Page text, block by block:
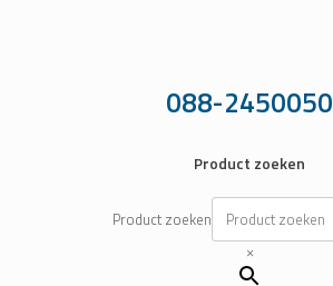
088-2450050
Product zoeken
Product zoeken
×